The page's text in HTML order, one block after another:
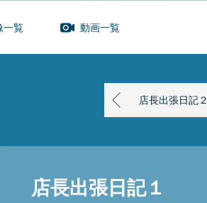
一覧 動画一覧
店長出張日記２
店長出張日記１